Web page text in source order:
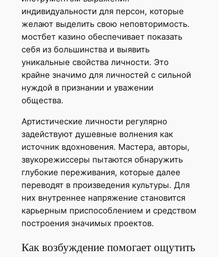
индивидуальности для персон, которые
желают выделить свою неповторимость.
мостбет казино обеспечивает показать
себя из большинства и выявить
уникальные свойства личности. Это
крайне значимо для личностей с сильной
нуждой в признании и уважении
общества.
Артистические личности регулярно
задействуют душевные волнения как
источник вдохновения. Мастера, авторы,
звукорежиссеры пытаются обнаружить
глубокие переживания, которые далее
переводят в произведения культуры. Для
них внутреннее напряжение становится
карьерным приспособлением и средством
построения значимых проектов.
Как возбуждение помогает ощутить